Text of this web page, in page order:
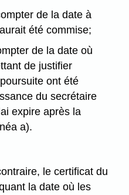
de la date à
été commise;
de la date où
de justifier
ont été
du secrétaire
expire après la
a).
le certificat du
la date où les